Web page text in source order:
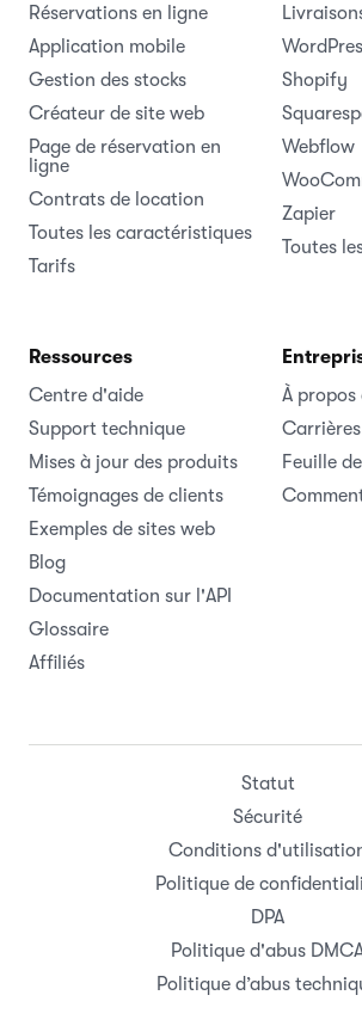
Réservations en ligne
Application mobile
Gestion des stocks
Créateur de site web
Page de réservation en
ligne
Contrats de location
Toutes les caractéristiques
Tarifs
Shopify
Webflow
Zapier
Toutes
Ressources
Centre d'aide
Support technique
Mises à jour des produits
Témoignages de clients
Exemples de sites web
Blog
Documentation sur l'API
Glossaire
Affiliés
À propos
Carrières
Feuille
Statut
Sécurité
Conditions
Politique de
DPA
Politique d'abus
Politique d’abus